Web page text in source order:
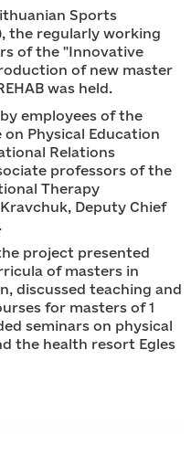
Sports
the regularly working
of the "Innovative
of new master
was held.
employees of the
Physical Education
Relations
professors of the
Therapy
Deputy Chief
project presented
of masters in
discussed teaching and
for masters of 1
seminars on physical
the health resort Egles